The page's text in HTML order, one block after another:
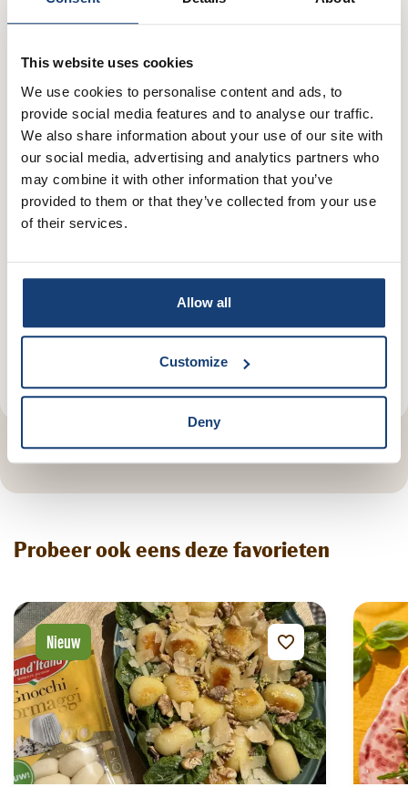
This website uses cookies
We use cookies to personalise content and ads, to
provide social media features and to analyse our traffic.
We also share information about your use of our site with
our social media, advertising and analytics partners who
may combine it with other information that you’ve
provided to them or that they’ve collected from your use
of their services.
Allow all
Customize
Deny
Voedingswaarde
Italiaanse klassiekers Makkelijk & snel Budget
Vegetarisch Vegan Lactosevrij Notenvrij
Heeft het gesmaakt?
Probeer ook eens deze favorieten
Nieuw